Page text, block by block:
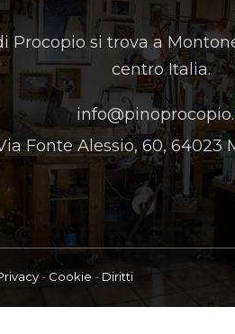
Procopio si trova a
centro Italia.
Fonte Alessio, 60, 64023
- Cookie - Diritti